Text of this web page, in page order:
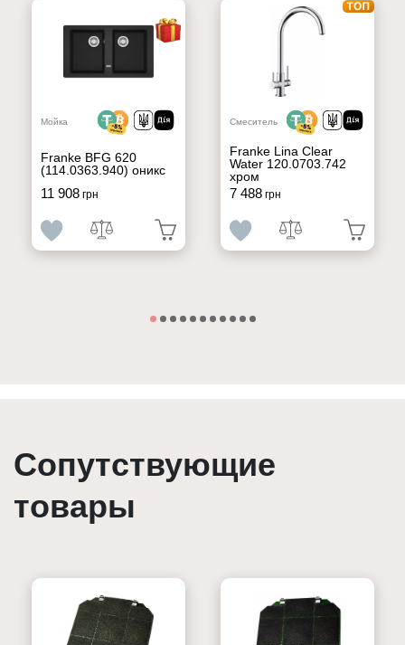
Мойка
Franke BFG 620
(114.0363.940) оникс
11 908грн
Смеситель
Franke Lina Clear
Water 120.0703.742
хром
7 488грн
Сопутствующие
товары